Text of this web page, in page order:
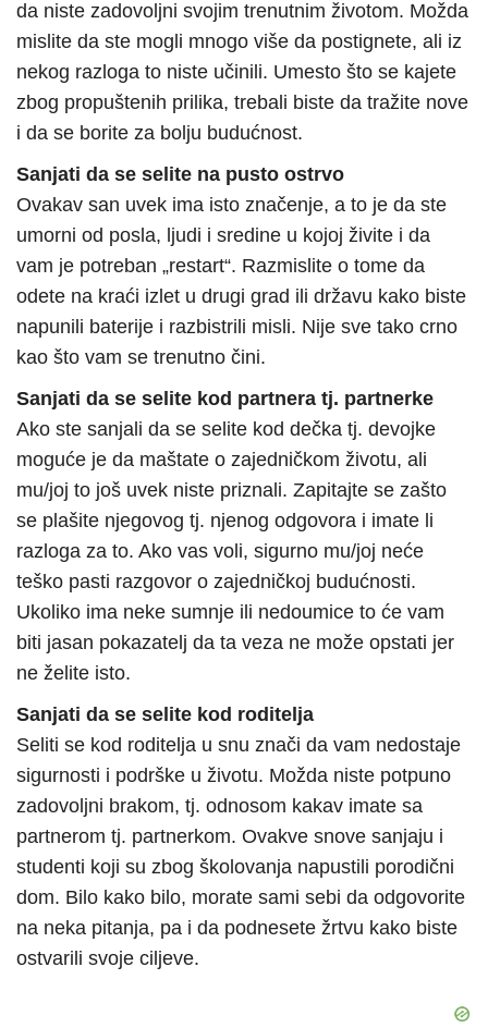
da niste zadovoljni svojim trenutnim životom. Možda
mislite da ste mogli mnogo više da postignete, ali iz
nekog razloga to niste učinili. Umesto što se kajete
zbog propuštenih prilika, trebali biste da tražite nove
i da se borite za bolju budućnost.
Sanjati da se selite na pusto ostrvo
Ovakav san uvek ima isto značenje, a to je da ste
umorni od posla, ljudi i sredine u kojoj živite i da
vam je potreban „restart“. Razmislite o tome da
odete na kraći izlet u drugi grad ili državu kako biste
napunili baterije i razbistrili misli. Nije sve tako crno
kao što vam se trenutno čini.
Sanjati da se selite kod partnera tj. partnerke
Ako ste sanjali da se selite kod dečka tj. devojke
moguće je da maštate o zajedničkom životu, ali
mu/joj to još uvek niste priznali. Zapitajte se zašto
se plašite njegovog tj. njenog odgovora i imate li
razloga za to. Ako vas voli, sigurno mu/joj neće
teško pasti razgovor o zajedničkoj budućnosti.
Ukoliko ima neke sumnje ili nedoumice to će vam
biti jasan pokazatelj da ta veza ne može opstati jer
ne želite isto.
Sanjati da se selite kod roditelja
Seliti se kod roditelja u snu znači da vam nedostaje
sigurnosti i podrške u životu. Možda niste potpuno
zadovoljni brakom, tj. odnosom kakav imate sa
partnerom tj. partnerkom. Ovakve snove sanjaju i
studenti koji su zbog školovanja napustili porodični
dom. Bilo kako bilo, morate sami sebi da odgovorite
na neka pitanja, pa i da podnesete žrtvu kako biste
ostvarili svoje ciljeve.